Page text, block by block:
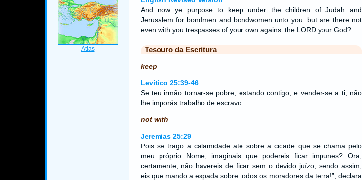
And now ye purpose to keep under the children of Judah and
Jerusalem for bondmen and bondwomen unto you: but are there not
even with you trespasses of your own against the LORD your God?
Tesouro da Escritura
keep
Levítico 25:39-46
Se teu irmão tornar-se pobre, estando contigo, e vender-se a ti, não
lhe imporás trabalho de escravo:…
not with
Jeremias 25:29
Pois se trago a calamidade até sobre a cidade que se chama pelo
meu próprio Nome, imaginais que podereis ficar impunes? Ora,
certamente, não havereis de ficar sem o devido juízo; sendo assim,
eis que mando a espada sobre todos os moradores da terra!”, declara